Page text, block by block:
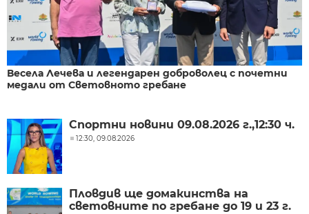
Весела Лечева и легендарен доброволец с почетни
медали от Световното гребане
Спортни новини 09.08.2026 г.,12:30 ч.
12:30, 09.08.2026
Пловдив ще домакинства на
световните по гребане до 19 и 23 г.